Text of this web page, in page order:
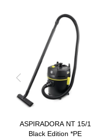
ASPIRADORA NT 15/1
Black Edition *PE